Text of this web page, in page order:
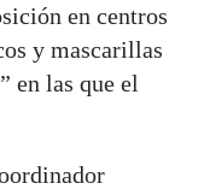
en centros
y mascarillas
en las que el